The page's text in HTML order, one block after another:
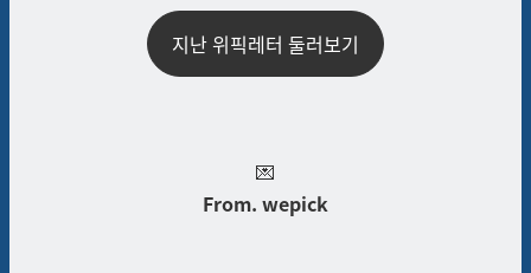
지난 위픽레터 둘러보기
💌
From. wepick